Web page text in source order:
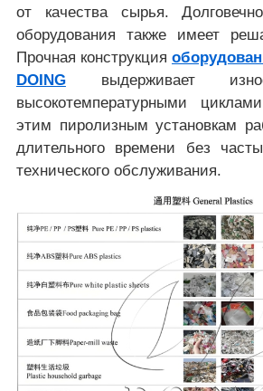
от качества сырья.
оборудования также имеет
Прочная конструкция
DOINGвыдерживает
высокотемпературными
этим пиролизным установкам
длительного времени без
технического обслуживания.